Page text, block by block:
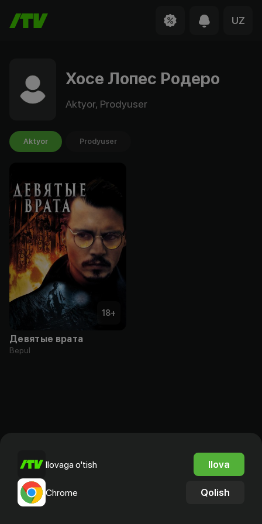
UZ
Хосе Лопес Родеро
Aktyor, Prodyuser
Aktyor Prodyuser
18+
Девятые врата
Bepul
Ilovaga o'tish Ilova
Chrome Qolish